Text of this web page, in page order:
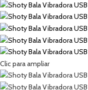
Clic para ampliar